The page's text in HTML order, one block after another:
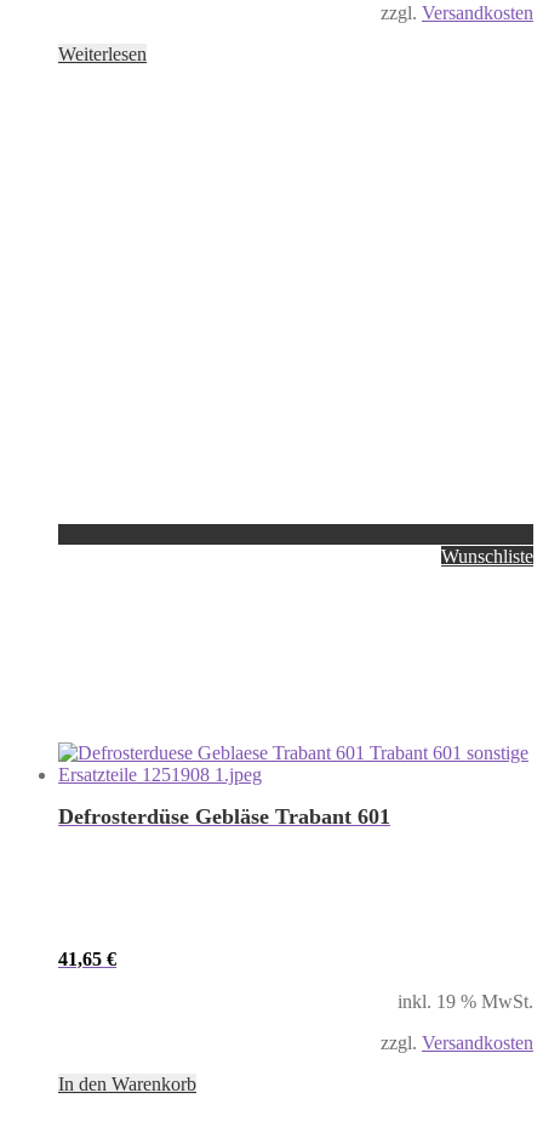
zzgl. Versandkosten
Weiterlesen
Wunschliste
Defrosterdüse Gebläse Trabant 601
41,65 €
inkl. 19 % MwSt.
zzgl. Versandkosten
In den Warenkorb